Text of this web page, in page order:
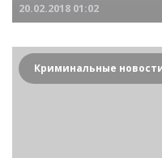
20.02.2018 01:02